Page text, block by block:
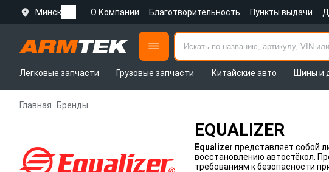
Минск О Компании Благотворительность Пункты выдачи
Легковые запчасти
Грузовые запчасти Китайские авто Шины и
Главная Бренды
EQUALIZER
Equalizer представляет собой
восстановлению автостёкол.
требованиям к безопасности